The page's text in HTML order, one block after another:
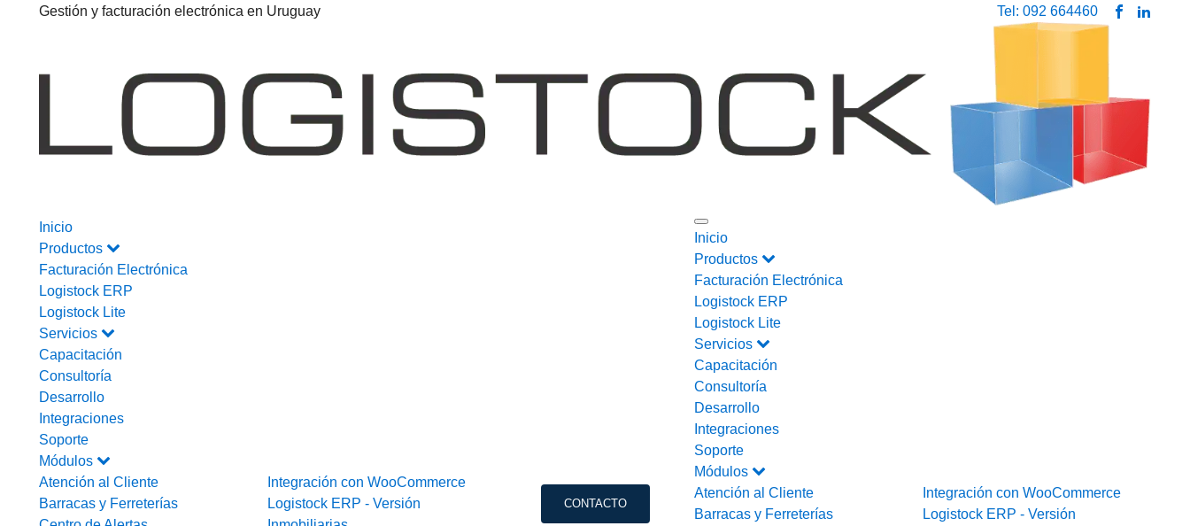
Gestión y facturación electrónica en Uruguay Tel: 092 664460
Inicio
Productos
Facturación Electrónica
Logistock ERP
Logistock Lite
Servicios
Capacitación
Consultoría
Desarrollo
Integraciones
Soporte
Módulos
Atención al Cliente
Barracas y Ferreterías
Integración con WooCommerce
Logistock ERP - Versión
CONTACTO
Inicio
Productos
Facturación Electrónica
Logistock ERP
Logistock Lite
Servicios
Capacitación
Consultoría
Desarrollo
Integraciones
Soporte
Módulos
Atención al Cliente
Barracas y Ferreterías
Integración con WooCommerce
Logistock ERP - Versión